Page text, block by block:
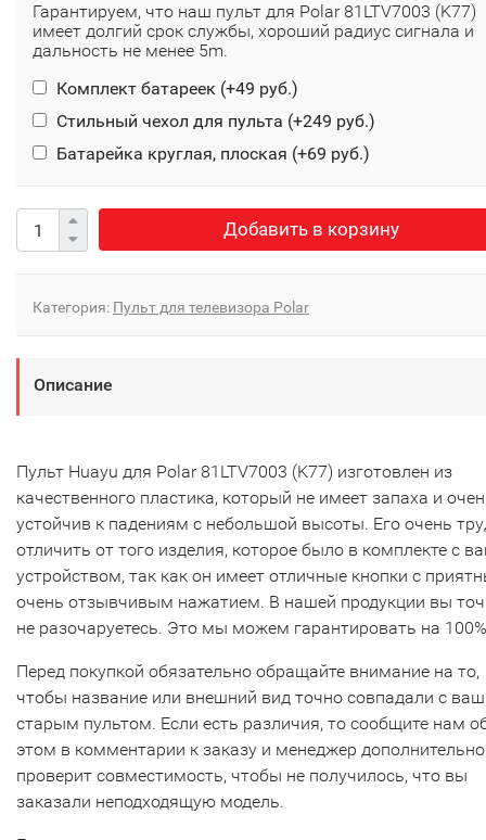
Гарантируем, что наш пульт для Polar 81LTV7003 (K77)
имеет долгий срок службы, хороший радиус сигнала и
дальность не менее 5m.
Комплект батареек (+49 руб.)
Стильный чехол для пульта (+249 руб.)
Батарейка круглая, плоская (+69 руб.)
Добавить в корзину
Категория: Пульт для телевизора Polar
Описание
Пульт Huayu для Polar 81LTV7003 (K77) изготовлен из
качественного пластика, который не имеет запаха и
устойчив к падениям с небольшой высоты. Его очень
отличить от того изделия, которое было в комплекте с
устройством, так как он имеет отличные кнопки с
очень отзывчивым нажатием. В нашей продукции вы
не разочаруетесь. Это мы можем гарантировать на
Перед покупкой обязательно обращайте внимание на то,
чтобы название или внешний вид точно совпадали с
старым пультом. Если есть различия, то сообщите нам
этом в комментарии к заказу и менеджер дополнительно
проверит совместимость, чтобы не получилось, что вы
заказали неподходящую модель.